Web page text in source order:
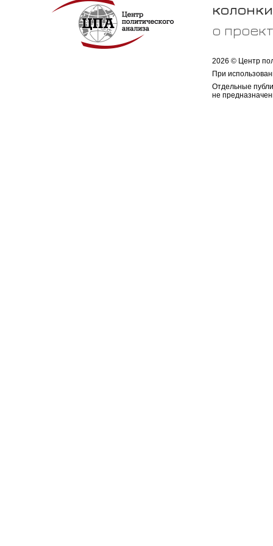
колонки
о
2026 © Центр
При
Отдельные
не